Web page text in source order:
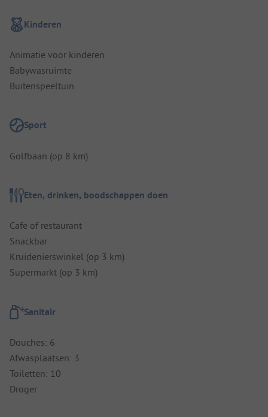
Kinderen
Animatie voor kinderen
Babywasruimte
Buitenspeeltuin
Sport
Golfbaan (op 8 km)
Eten, drinken, boodschappen doen
Cafe of restaurant
Snackbar
Kruidenierswinkel (op 3 km)
Supermarkt (op 3 km)
Sanitair
Douches: 6
Afwasplaatsen: 3
Toiletten: 10
Droger